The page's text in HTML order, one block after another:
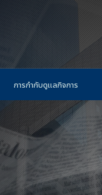
การกำกับดูแลกิจการ